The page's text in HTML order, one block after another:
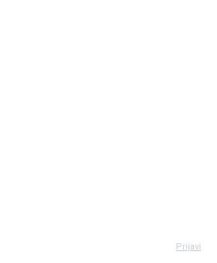
Prijavi